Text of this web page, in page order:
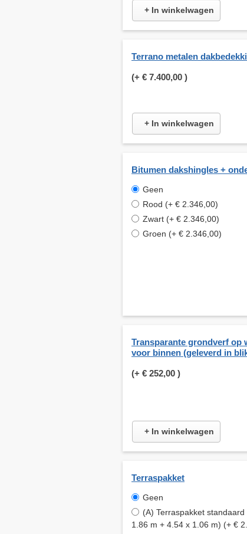
+ In winkelwagen
Terrano metalen
(+ € 7.400,00 )
+ In winkelwagen
Bitumen dakshingles +
Geen
Rood (+ € 2.346,00)
Zwart (+ € 2.346,00)
Groen (+ € 2.346,00)
Transparante grondverf op
voor binnen (geleverd in
(+ € 252,00 )
+ In winkelwagen
Terraspakket
Geen
(A) Terraspakket
1.86 m + 4.54 x 1.06 m) (+ €